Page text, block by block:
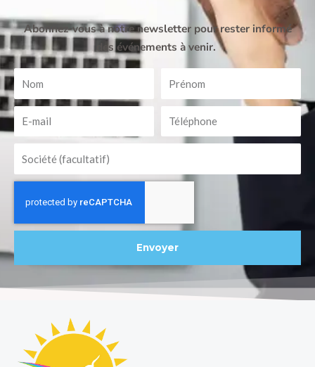
Abonnez-vous à notre newsletter pour rester informé
des événements à venir.
Nom Prénom
E-
mail
Téléphone
Société
Envoyer